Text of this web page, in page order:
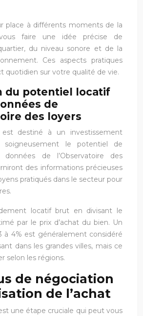
place à différents moments de la
faire une idée précise de
du niveau sonore et de la
Ces aspects pratiques
quotidien sur votre qualité de vie.
du potentiel locatif
de
des loyers
destiné à un investissement
soigneusement le potentiel de
données de l’Observatoire des
des informations précieuses
pratiqués dans le secteur pour
locatif brut en divisant le
par le prix d’achat du bien. Un
à 4% est généralement considéré
dans les grandes villes, mais ce
selon les régions.
de négociation
de l’achat
une étape cruciale qui peut vous